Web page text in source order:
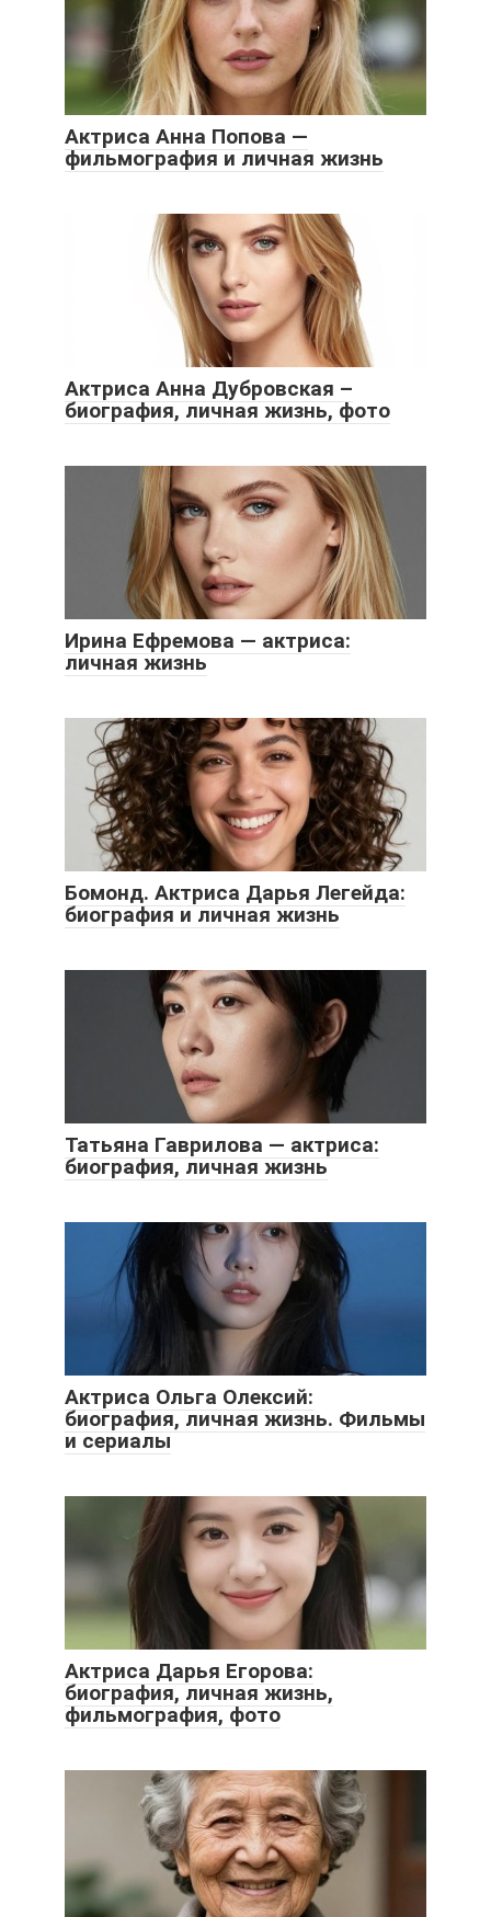
Актриса Анна Попова —
фильмография и личная жизнь
Актриса Анна Дубровская –
биография, личная жизнь, фото
Ирина Ефремова — актриса:
личная жизнь
Бомонд. Актриса Дарья Легейда:
биография и личная жизнь
Татьяна Гаврилова — актриса:
биография, личная жизнь
Актриса Ольга Олексий:
биография, личная жизнь. Фильмы
и сериалы
Актриса Дарья Егорова:
биография, личная жизнь,
фильмография, фото